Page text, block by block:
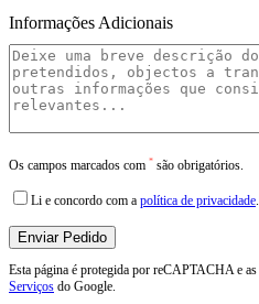
Informações Adicionais
Os campos marcados com * são obrigatórios.
Li e concordo com a política de privacidade.
Esta página é protegida por reCAPTACHA e as
Serviços do Google.